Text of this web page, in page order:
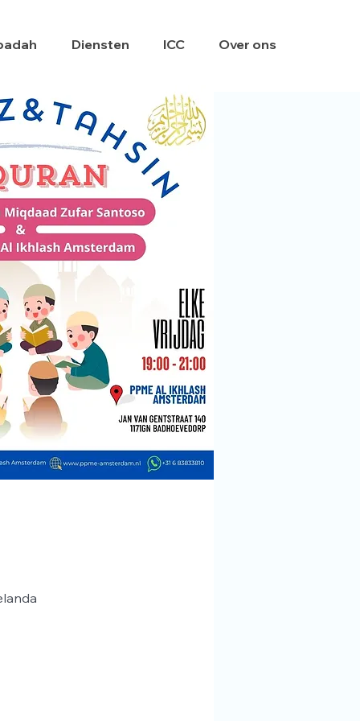
Diensten ICC Over ons